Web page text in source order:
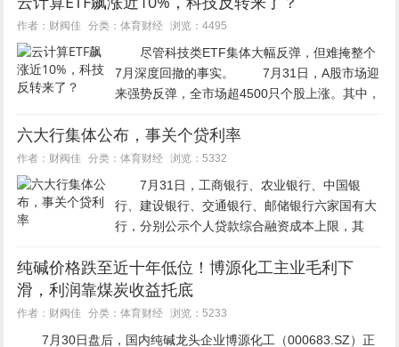
作者：财阀佳 分类：体育财经 浏览：4495
尽管科技类ETF集体大幅反弹，但难掩整个
7月深度回撤的事实。 7月31日，A股市场迎
来强势反弹，全市场超4500只个股上涨。其中，
技成长板块强势反攻，科创综指收涨3.69%，创
业板指收涨3...
六大行集体公布，事关个贷利率
作者：财阀佳 分类：体育财经 浏览：5332
7月31日，工商银行、农业银行、中国银
行、建设银行、交通银行、邮储银行六家国有大
行，分别公示个人贷款综合融资成本上限，其
年化利率上限均为6%。 7月下旬以来，多家
银行陆续公布个贷综合融资成...
纯碱价格跌至近十年低位！博源化工主业毛利下
滑，利润靠煤炭收益托底
作者：财阀佳 分类：体育财经 浏览：5233
7月30日盘后，国内纯碱龙头企业博源化工（000683.SZ）正